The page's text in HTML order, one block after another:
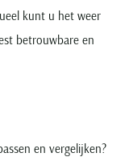
kunt u het weer
betrouwbare en
en vergelijken?